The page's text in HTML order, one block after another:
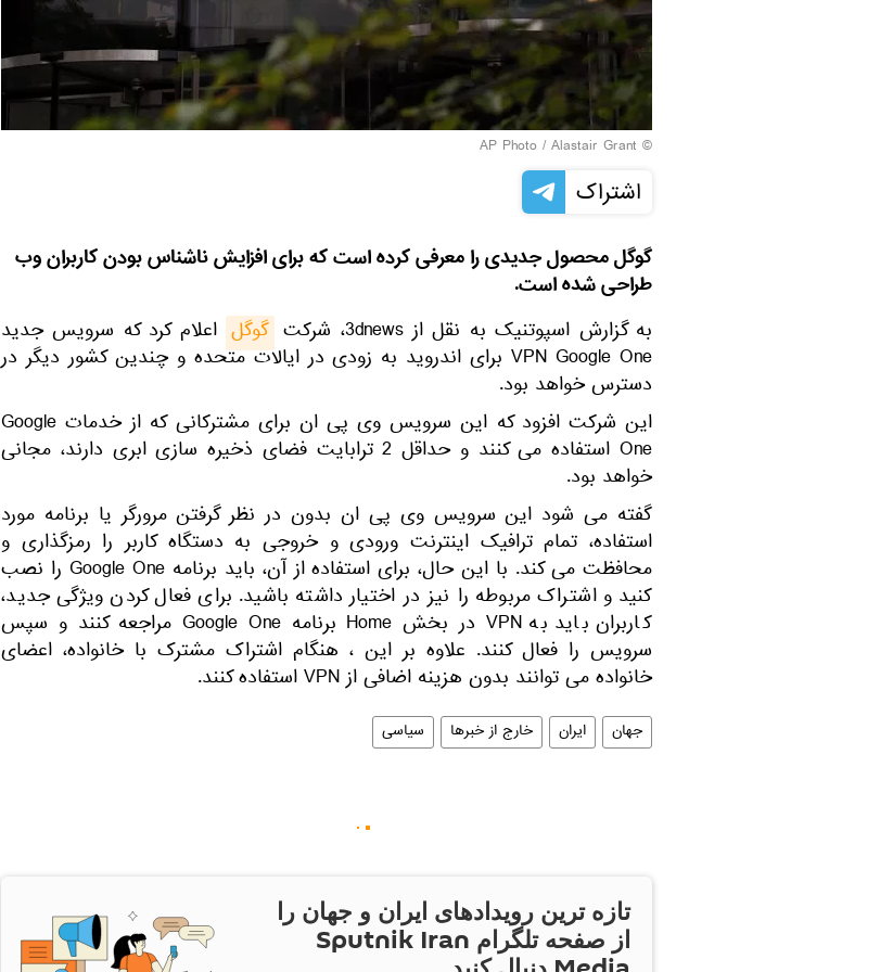
© AP Photo / Alastair Grant
اشتراک
گوگل محصول جدیدی را معرفی کرده است که برای افزایش ناشناس بودن کاربران وب
طراحی شده است.
به گزارش اسپوتنیک به نقل از 3dnews، شرکت گوگل اعلام کرد که سرویس جدید
VPN Google One برای اندروید به زودی در ایالات متحده و چندین کشور دیگر در
دسترس خواهد بود.
این شرکت افزود که این سرویس وی پی ان برای مشترکانی که از خدمات Google
One استفاده می کنند و حداقل 2 ترابایت فضای ذخیره سازی ابری دارند، مجانی
خواهد بود.
گفته می شود این سرویس وی پی ان بدون در نظر گرفتن مرورگر یا برنامه مورد
استفاده، تمام ترافیک اینترنت ورودی و خروجی به دستگاه کاربر را رمزگذاری و
محافظت می کند. با این حال، برای استفاده از آن، باید برنامه Google One را نصب
کنید و اشتراک مربوطه را نیز در اختیار داشته باشید. برای فعال کردن ویژگی جدید،
کاربران باید به VPN در بخش Home برنامه Google One مراجعه کنند و سپس
سرویس را فعال کنند. علاوه بر این ، هنگام اشتراک مشترک با خانواده، اعضای
خانواده می توانند بدون هزینه اضافی از VPN استفاده کنند.
جهان ایران خارج از خبرها سیاسی
تازه ترین رویدادهای ایران و جهان را
از صفحه تلگرام Sputnik Iran